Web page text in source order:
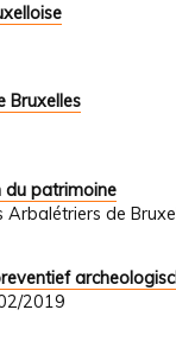
Bruxelles
du patrimoine
de
2019